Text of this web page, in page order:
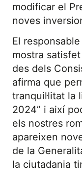
modificar el
noves
El
mostra
des dels
afirma que
tranquil·litat
2024” i així
els nostres
apareixen
de la
la ciutadania